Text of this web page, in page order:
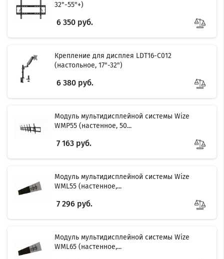
32"-55"+)
6 350 руб.
Крепление для дисплея LDT16-C012
(настольное, 17"-32")
6 380 руб.
Модуль мультидисплейной системы Wize
WMP55 (настенное, 50...
7 163 руб.
Модуль мультидисплейной системы Wize
WML55 (настенное,...
7 296 руб.
Модуль мультидисплейной системы Wize
WML65 (настенное,...